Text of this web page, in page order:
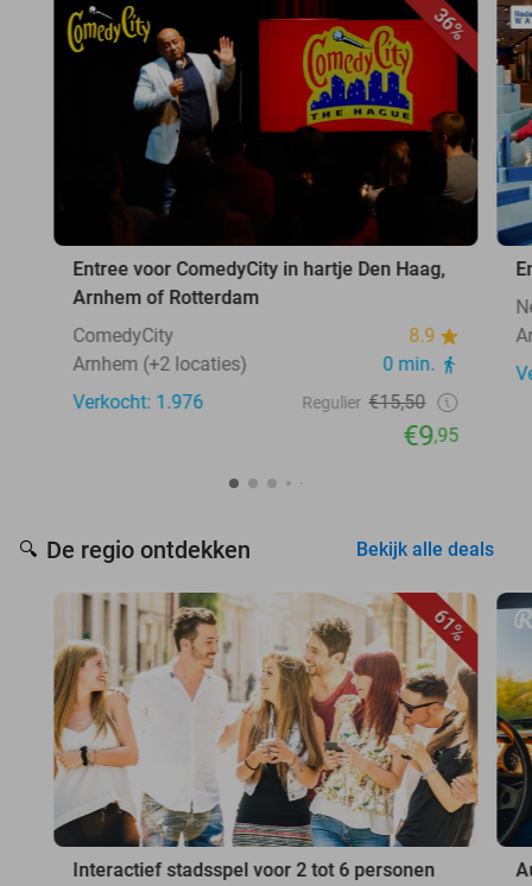
36%
Entree voor ComedyCity in hartje Den Haag,
Arnhem of Rotterdam
ComedyCity
8.9
Arnhem (+2 locaties)
0 min.
Verkocht: 1.976
Regulier €15,50
€9,95
🔍 De regio ontdekken Bekijk alle deals
61%
Interactief stadsspel voor 2 tot 6 personen